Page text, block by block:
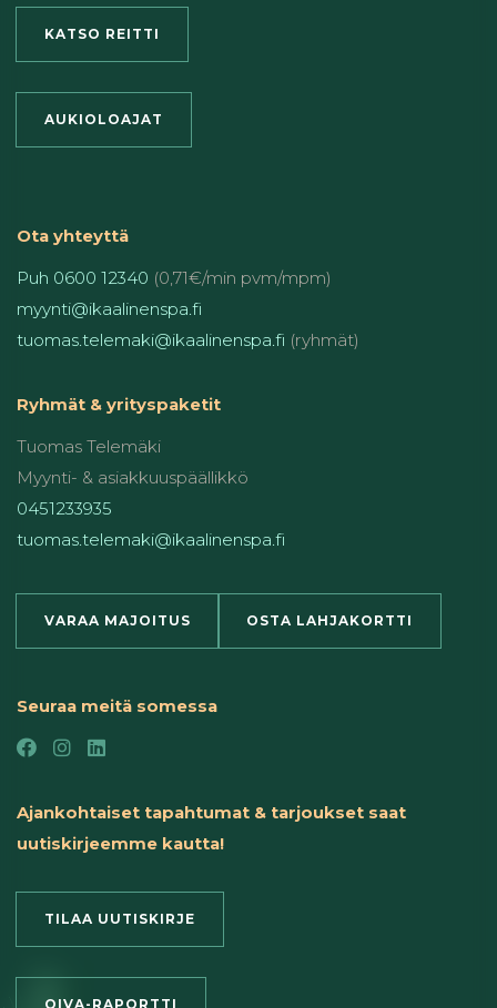
KATSO REITTI
AUKIOLOAJAT
Ota yhteyttä
Puh 0600 12340 (0,71€/min pvm/mpm)
myynti@ikaalinenspa.fi
tuomas.telemaki@ikaalinenspa.fi (ryhmät)
Ryhmät & yrityspaketit
Tuomas Telemäki
Myynti- & asiakkuuspäällikkö
0451233935
tuomas.telemaki@ikaalinenspa.fi
VARAA MAJOITUS OSTA LAHJAKORTTI
Seuraa meitä somessa
Ajankohtaiset tapahtumat & tarjoukset saat
uutiskirjeemme kautta!
TILAA UUTISKIRJE
OIVA-RAPORTTI